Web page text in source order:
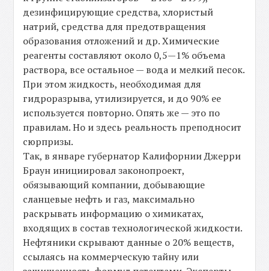
дезинфицирующие средства, хлористый
натрий, средства для предотвращения
образования отложений и др. Химические
реагенты составляют около 0,5—1% объема
раствора, все остальное — вода и мелкий песок.
При этом жидкость, необходимая для
гидроразрыва, утилизируется, и до 90% ее
используется повторно. Опять же — это по
правилам. Но и здесь реальность преподносит
сюрпризы.
Так, в январе губернатор Калифорнии Джерри
Браун инициировал законопроект,
обязывающий компании, добывающие
сланцевые нефть и газ, максимально
раскрывать информацию о химикатах,
входящих в состав технологической жидкости.
Нефтяники скрывают данные о 20% веществ,
ссылаясь на коммерческую тайну или